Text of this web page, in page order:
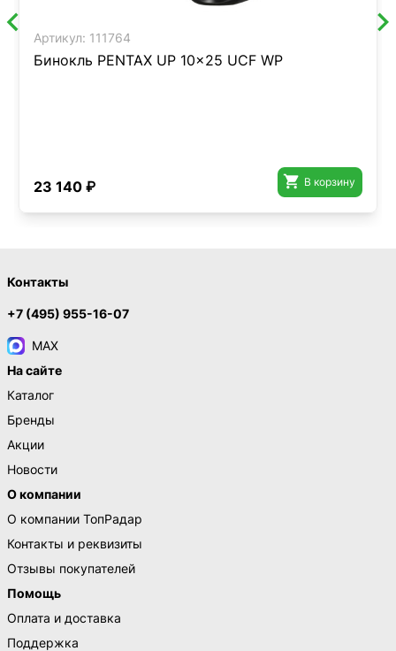
Артикул: 111764
Бинокль PENTAX UP 10x25 UCF WP
23 140 ₽  В корзину
Контакты
+7 (495) 955-16-07
MAX
На сайте
Каталог
Бренды
Акции
Новости
О компании
О компании ТопРадар
Контакты и реквизиты
Отзывы покупателей
Помощь
Оплата и доставка
Поддержка